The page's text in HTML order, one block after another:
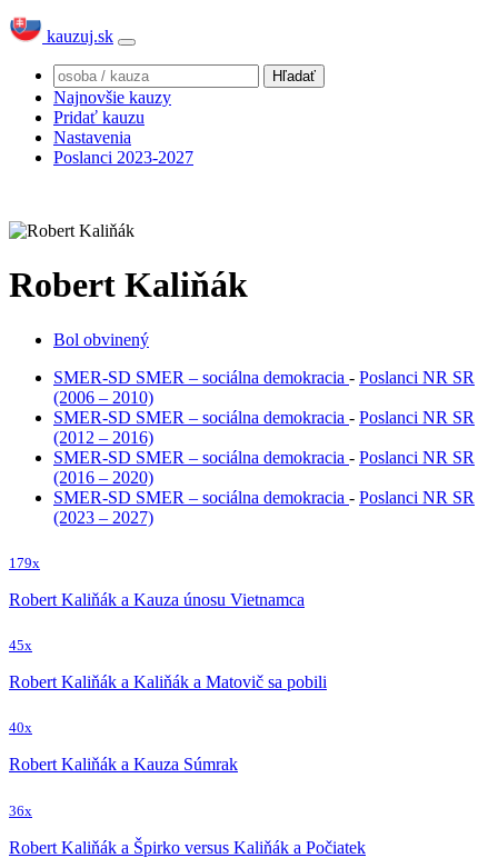
kauzuj.sk
Najnovšie kauzy
Pridať kauzu
Nastavenia
Poslanci 2023-2027
Robert Kaliňák
Bol obvinený
SMER-SD SMER – sociálna demokracia - Poslanci NR SR
(2006 – 2010)
SMER-SD SMER – sociálna demokracia - Poslanci NR SR
(2012 – 2016)
SMER-SD SMER – sociálna demokracia - Poslanci NR SR
(2016 – 2020)
SMER-SD SMER – sociálna demokracia - Poslanci NR SR
(2023 – 2027)
179x
Robert Kaliňák a Kauza únosu Vietnamca
45x
Robert Kaliňák a Kaliňák a Matovič sa pobili
40x
Robert Kaliňák a Kauza Súmrak
36x
Robert Kaliňák a Špirko versus Kaliňák a Počiatek